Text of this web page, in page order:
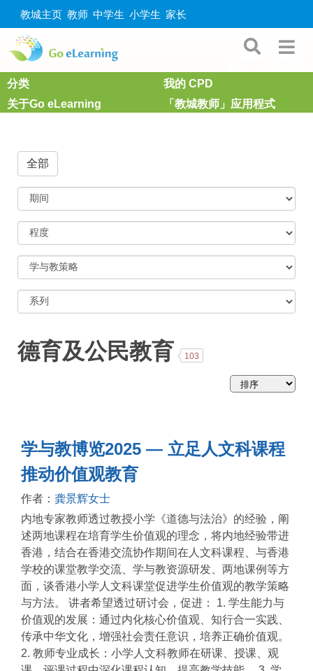
教城主页 教师 中学生 小学生 家长
分类
我的 CPD
关于Go eLearning
「教城教师」应用程式
全部
间
度
与
策
德育及公民教育 103
学与教博览2025 — 立足人文科课程
推动价值观教育
作者： 龚景辉女士
内地专家教师透过教授小学《道德与法治》的经验，阐
述两地课程在培育学生价值观的理念，将内地经验带进
香港，结合在香港交流协作期间在人文科课程、与香港
学校的课堂教学交流、学与教资源研发、两地课例等方
面，谈香港小学人文科课堂促进学生价值观的教学策略
与方法。 讲者希望透过研讨会，促进： 1. 学生能力与
价值观的发展：通过内化核心价值观、知行合一实践、
传承中华文化，增强社会责任意识，培养正确价值观。
2. 教师专业成长：小学人文科教师在研课、授课、观